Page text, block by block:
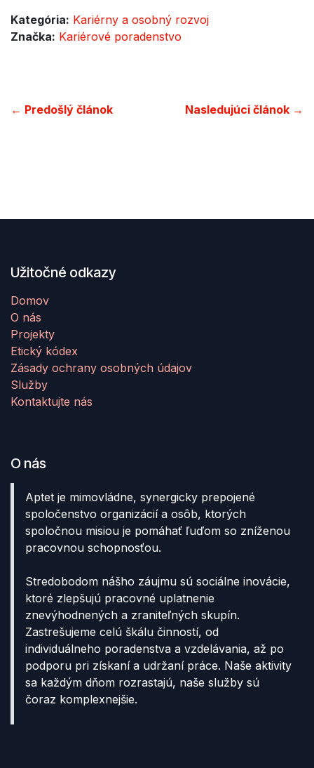
Kategória: Kariérny a osobný rozvoj
Značka: Kariérové poradenstvo
← Predošlý článok Nasledujúci článok →
Užitočné odkazy
Domov
O nás
Projekty
Etický kódex
Zásady ochrany osobných údajov
Služby
Kontaktujte nás
O nás
Aptet je mimovládne, synergicky prepojené
spoločenstvo organizácií a osôb, ktorých
spoločnou misiou je pomáhať ľuďom so zníženou
pracovnou schopnosťou.
Stredobodom nášho záujmu sú sociálne inovácie,
ktoré zlepšujú pracovné uplatnenie
znevýhodnených a zraniteľných skupín.
Zastrešujeme celú škálu činností, od
individuálneho poradenstva a vzdelávania, až po
podporu pri získaní a udržaní práce. Naše aktivity
sa každým dňom rozrastajú, naše služby sú
čoraz komplexnejšie.